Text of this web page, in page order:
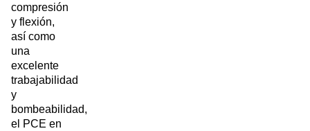
compresión
y flexión,
así como
una
excelente
trabajabilidad
y
bombeabilidad,
el PCE en